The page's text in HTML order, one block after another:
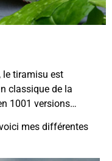
le tiramisu est
classique de la
1001 versions…
mes différentes